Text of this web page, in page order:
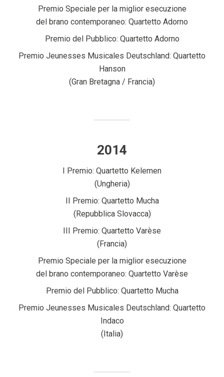
Premio Speciale per la miglior esecuzione
del brano contemporaneo: Quartetto Adorno
Premio del Pubblico: Quartetto Adorno
Premio Jeunesses Musicales Deutschland: Quartetto
Hanson
(Gran Bretagna / Francia)
2014
I Premio: Quartetto Kelemen
(Ungheria)
II Premio: Quartetto Mucha
(Repubblica Slovacca)
III Premio: Quartetto Varèse
(Francia)
Premio Speciale per la miglior esecuzione
del brano contemporaneo: Quartetto Varèse
Premio del Pubblico: Quartetto Mucha
Premio Jeunesses Musicales Deutschland: Quartetto
Indaco
(Italia)